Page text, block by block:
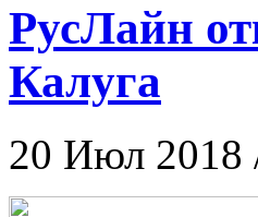
РусЛайн
Калуга
20 Июл 2018